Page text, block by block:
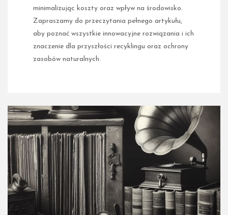
minimalizując koszty oraz wpływ na środowisko.
Zapraszamy do przeczytania pełnego artykułu,
aby poznać wszystkie innowacyjne rozwiązania i ich
znaczenie dla przyszłości recyklingu oraz ochrony
zasobów naturalnych.